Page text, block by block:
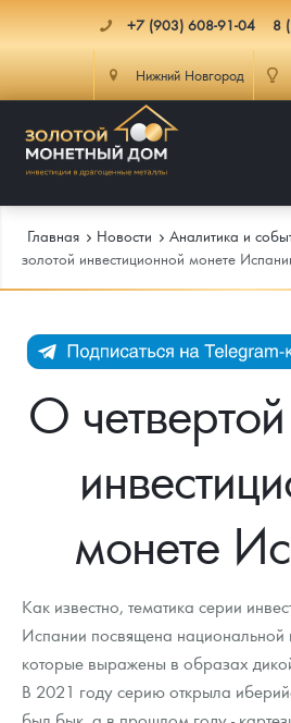
+7 (903) 608-91-04 8
Нижний Новгород
Каталог Монет
Инвестиционные монеты
Иностранные
Памятные монеты России и СССР
Монеты Царской России
Монеты стран мира после 1950г
Монеты и жетоны ЗМД
Георгий Победоносец
Золотой червонец Сеятель
Аксессуары
Инфо
Как сделать заказ
Клуб ЗМД
Гарантии
Выкуп монет
Выкуп серебряных монет
Памятка для работы с монетами из
Доставка
Подбор монет
Информация
Распродажа монет и жетонов
Аналитика и события
Итоги 2025 года. Прогноз курсов
2026 год
Cтатьи
Георгий Победоносец - динамика цен
Котировки
Курс золота и серебра
Скупка слитков
Контакты
Наши преимущества
Главная Новости Аналитика и
золотой инвестиционной монете
О
монете
Как известно, тематика серии
Испании посвящена национальной
которые выражены в образах
В 2021 году серию открыла